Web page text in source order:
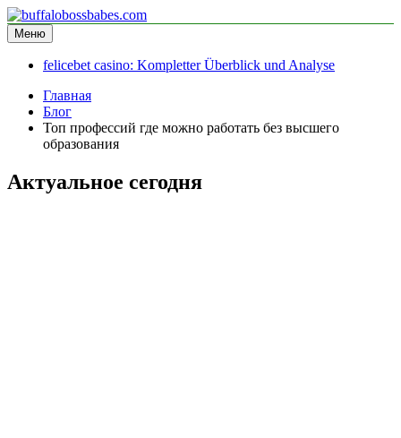
Перейти
к
содержимому
buffalobossbabes.com
информационный сайт
Меню
felicebet casino: Kompletter Überblick und Analyse
Главная
Блог
Топ профессий где можно работать без высшего
образования
Актуальное сегодня